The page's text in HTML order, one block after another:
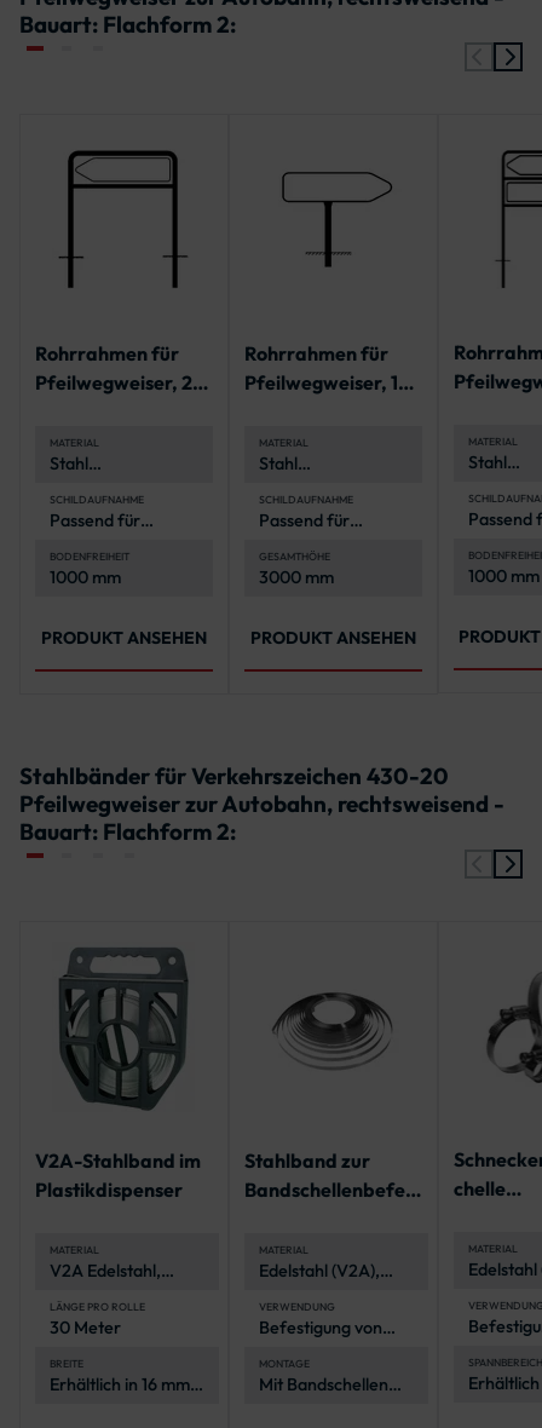
Bauart: Flachform 2:
Rohrrahmen für
Pfeilwegweiser, 2
MATERIAL
Stahl
SCHILDAUFNAHME
Passend für
ausgewähltem
Maß
BODENFREIHEIT
1000 mm
PRODUKT ANSEHEN
Rohrrahmen für
Pfeilwegweiser, 1
MATERIAL
Stahl
SCHILDAUFNAHME
Passend für
ausgewähltem
Maß
GESAMTHÖHE
3000 mm
PRODUKT ANSEHEN
MATERIAL
Stahl
Passend
und
Schilder
1000 mm
Stahlbänder für Verkehrszeichen 430-20
Pfeilwegweiser zur Autobahn, rechtsweisend -
Bauart: Flachform 2:
V2A-Stahlband im
Plastikdispenser
MATERIAL
V2A Edelstahl,
und langlebig
LÄNGE PRO ROLLE
30 Meter
BREITE
Erhältlich in 16 mm
Stahlband zur
Bandschellenbefest
MATERIAL
Edelstahl (V2A),
und langlebig
VERWENDUNG
Befestigung von
Rohrpfosten
MONTAGE
Mit Bandschellen
chelle
160 mm
MATERIAL
Edelstahl
anderen
an
Erhältlich